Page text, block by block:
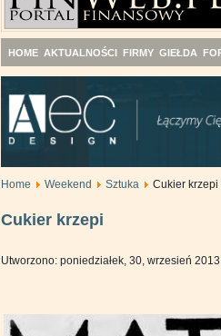
HOME AKTUALNOŚCI FIRMY GIEŁDA
Home Weekend Sztuka Cukier krzepi
Cukier krzepi
Utworzono: poniedziałek, 30, wrzesień